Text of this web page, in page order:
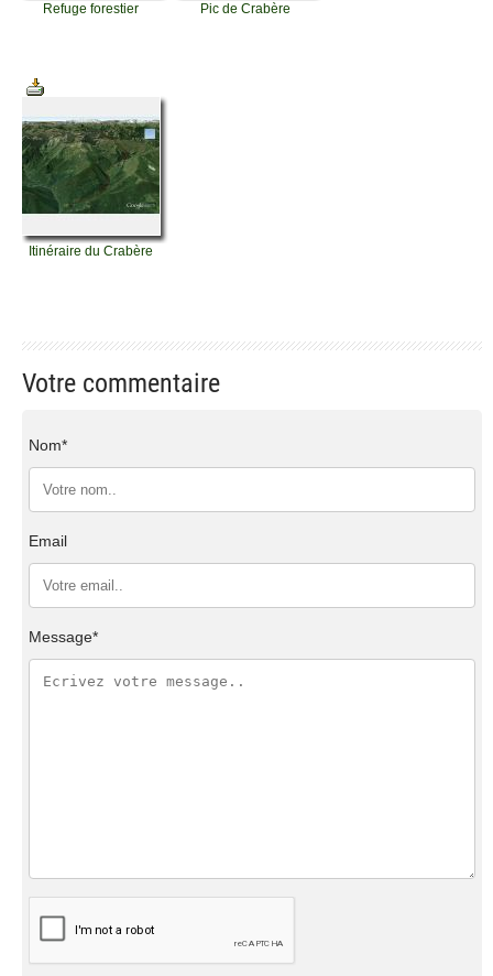
Refuge forestier Pic de Crabère
Itinéraire du Crabère
Votre commentaire
Nom*
Email
Message*